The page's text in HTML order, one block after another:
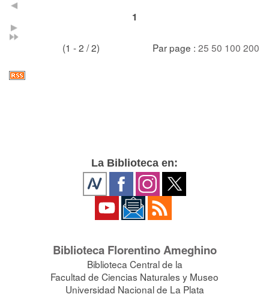
1
(1 - 2 / 2) Par page : 25 50 100 200
La Biblioteca en:
Biblioteca Florentino Ameghino
Biblioteca Central de la
Facultad de Ciencias Naturales y Museo
Universidad Nacional de La Plata